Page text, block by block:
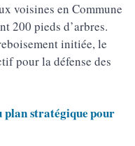
voisines en Commune
200 pieds d’arbres.
initiée, le
pour la défense des
plan stratégique pour